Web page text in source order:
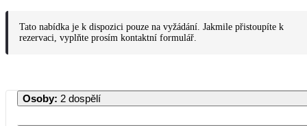
Tato nabídka je k dispozici pouze na vyžádání. Jakmile přistoupíte k
rezervaci, vyplňte prosím kontaktní formulář.
Osoby: 2 dospělí